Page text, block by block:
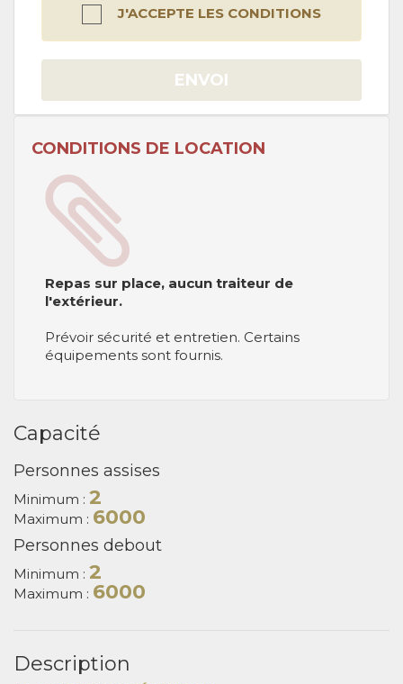
J'ACCEPTE LES CONDITIONS
ENVOI
CONDITIONS DE LOCATION
Repas sur place, aucun traiteur de
l'extérieur.
Prévoir sécurité et entretien. Certains
équipements sont fournis.
Capacité
Personnes assises
Minimum : 2
Maximum : 6000
Personnes debout
Minimum : 2
Maximum : 6000
Description